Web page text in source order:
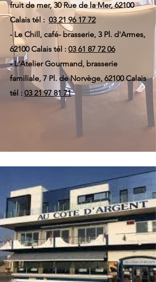
fruit de mer, 30 Rue de la Mer, 62100
Calais tél : 03 21 96 17 72
- Le Chill, café- brasserie, 3 Pl. d'Armes,
62100 Calais tél : 03 61 87 72 06
- L'Atelier Gourmand, brasserie
familiale, 7 Pl. de Norvège, 62100 Calais
tél : 03 21 97 81 71